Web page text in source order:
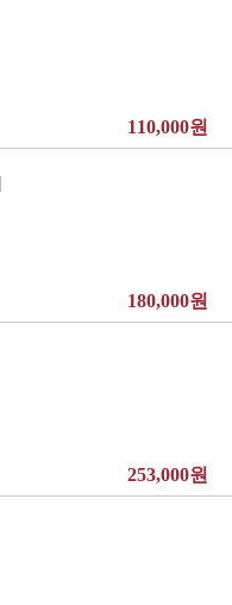
110,000원
180,000원
253,000원